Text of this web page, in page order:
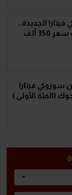
الجديدة..
سيارات SUV تحت سعر 350 ألف
سوزوكي فيتارا
(الفئة الأولى )